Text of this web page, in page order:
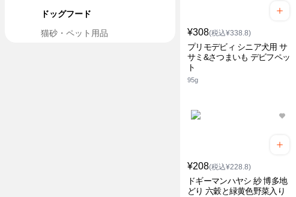
¥308(税込¥338.8)
プリモデビィ シニア犬用 サ
サミ&さつまいも デビフペッ
ト
95g
¥208(税込¥228.8)
ドギーマンハヤシ 紗 博多地
どり 六穀と緑黄色野菜入り
ドッグフード
猫砂・ペット用品